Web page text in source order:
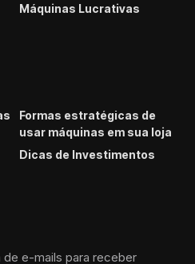
Máquinas Lucrativas
Formas estratégicas de
usar máquinas em sua loja
Dicas de Investimentos
e-mails para receber